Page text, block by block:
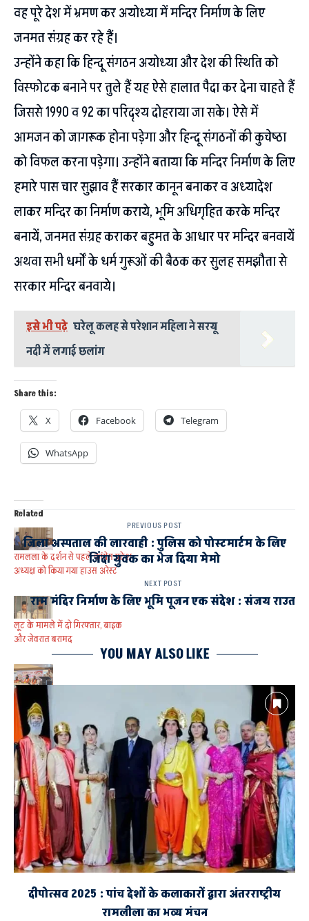
वह पूरे देश में भ्रमण कर अयोध्या में मन्दिर निर्माण के लिए
जनमत संग्रह कर रहे हैं।
उन्होंने कहा कि हिन्दू संगठन अयोध्या और देश की स्थिति को
विस्फोटक बनाने पर तुले हैं यह ऐसे हालात पैदा कर देना चाहते हैं
जिससे 1990 व 92 का परिदृश्य दोहराया जा सके। ऐसे में
आमजन को जागरूक होना पड़ेगा और हिन्दू संगठनों की कुचेष्ठा
को विफल करना पड़ेगा। उन्होंने बताया कि मन्दिर निर्माण के लिए
हमारे पास चार सुझाव हैं सरकार कानून बनाकर व अध्यादेश
लाकर मन्दिर का निर्माण कराये, भूमि अधिगृहित करके मन्दिर
बनायें, जनमत संग्रह कराकर बहुमत के आधार पर मन्दिर बनवायें
अथवा सभी धर्मों के धर्म गुरूओं की बैठक कर सुलह समझौता से
सरकार मन्दिर बनवाये।
इसे भी पढ़े घरेलू कलह से परेशान महिला ने सरयू
नदी में लगाई छलांग
Share this:
X Facebook Telegram
WhatsApp
Related
रामलला के दर्शन से पहले कांग्रेस प्रदेश
अध्यक्ष को किया गया हाउस अरेस्ट
लूट के मामले में दो गिरफ्तार, बाइक
और जेवरात बरामद
लोकतंत्र की मजबूती में निष्पक्ष
पत्रकारिता की अहम भूमिका : राजेश
कुमार
PREVIOUS POST
जिला अस्पताल की लारवाही : पुलिस को पोस्टमार्टम के लिए
जिंदा युवक का भेज दिया मेमो
NEXT POST
राम मंदिर निर्माण के लिए भूमि पूजन एक संदेश : संजय राउत
YOU MAY ALSO LIKE
दीपोत्सव 2025 : पांच देशों के कलाकारों द्वारा अंतरराष्ट्रीय
रामलीला का भव्य मंचन